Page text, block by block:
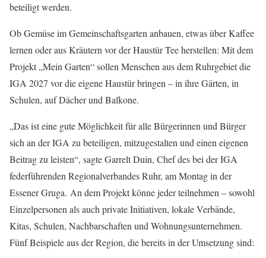
beteiligt werden.
Ob Gemüse im Gemeinschaftsgarten anbauen, etwas über Kaffee
lernen oder aus Kräutern vor der Haustür Tee herstellen: Mit dem
Projekt „Mein Garten“ sollen Menschen aus dem Ruhrgebiet die
IGA 2027 vor die eigene Haustür bringen – in ihre Gärten, in
Schulen, auf Dächer und Balkone.
„Das ist eine gute Möglichkeit für alle Bürgerinnen und Bürger
sich an der IGA zu beteiligen, mitzugestalten und einen eigenen
Beitrag zu leisten“, sagte Garrelt Duin, Chef des bei der IGA
federführenden Regionalverbandes Ruhr, am Montag in der
Essener Gruga. An dem Projekt könne jeder teilnehmen – sowohl
Einzelpersonen als auch private Initiativen, lokale Verbände,
Kitas, Schulen, Nachbarschaften und Wohnungsunternehmen.
Fünf Beispiele aus der Region, die bereits in der Umsetzung sind: